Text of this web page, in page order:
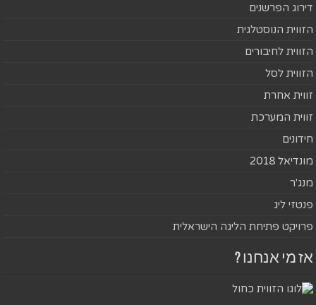
דירוג הפרשנים
הזווית הנוסטלגית
הזווית לחיבורים
הזווית לסל
זווית אחרת
זווית המערכת
חידונים
מונדיאל 2018
מנג'ר
פנטזי ליג
פרויקט פתיחת הליגה הישראלית
אז מי אנחנו ?